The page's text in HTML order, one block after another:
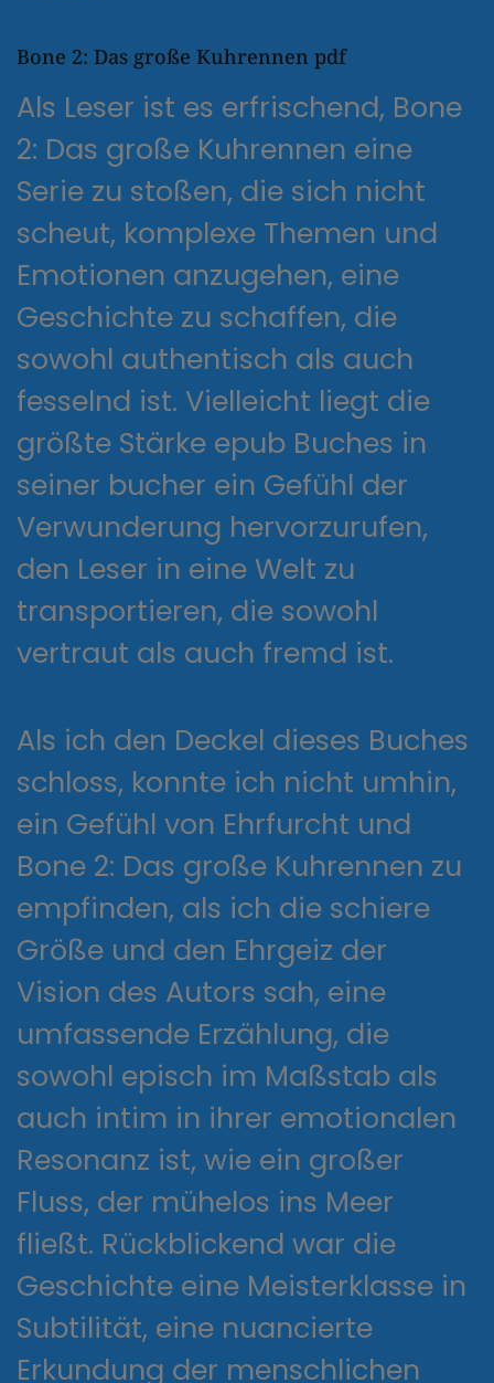
Bone 2: Das große Kuhrennen pdf
Als Leser ist es erfrischend, Bone
2: Das große Kuhrennen eine
Serie zu stoßen, die sich nicht
scheut, komplexe Themen und
Emotionen anzugehen, eine
Geschichte zu schaffen, die
sowohl authentisch als auch
fesselnd ist. Vielleicht liegt die
größte Stärke epub Buches in
seiner bucher ein Gefühl der
Verwunderung hervorzurufen,
den Leser in eine Welt zu
transportieren, die sowohl
vertraut als auch fremd ist.
Als ich den Deckel dieses Buches
schloss, konnte ich nicht umhin,
ein Gefühl von Ehrfurcht und
Bone 2: Das große Kuhrennen zu
empfinden, als ich die schiere
Größe und den Ehrgeiz der
Vision des Autors sah, eine
umfassende Erzählung, die
sowohl episch im Maßstab als
auch intim in ihrer emotionalen
Resonanz ist, wie ein großer
Fluss, der mühelos ins Meer
fließt. Rückblickend war die
Geschichte eine Meisterklasse in
Subtilität, eine nuancierte
Erkundung der menschlichen